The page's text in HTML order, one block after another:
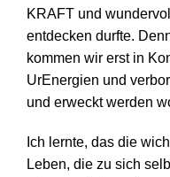
KRAFT und
entdecken durfte.
kommen wir erst in
UrEnergien und
und erweckt werden
Ich lernte, das die
Leben, die zu sich